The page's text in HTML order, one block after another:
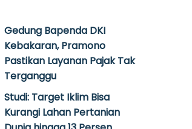
Gedung Bapenda DKI
Kebakaran, Pramono
Pastikan Layanan Pajak Tak
Terganggu
Studi: Target Iklim Bisa
Kurangi Lahan Pertanian